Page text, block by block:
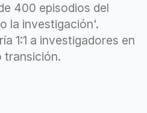
400 episodios del
la investigación'.
1:1 a investigadores en
transición.